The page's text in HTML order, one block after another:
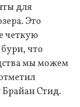
для
Это
четкую
что
мы можем
Стид.